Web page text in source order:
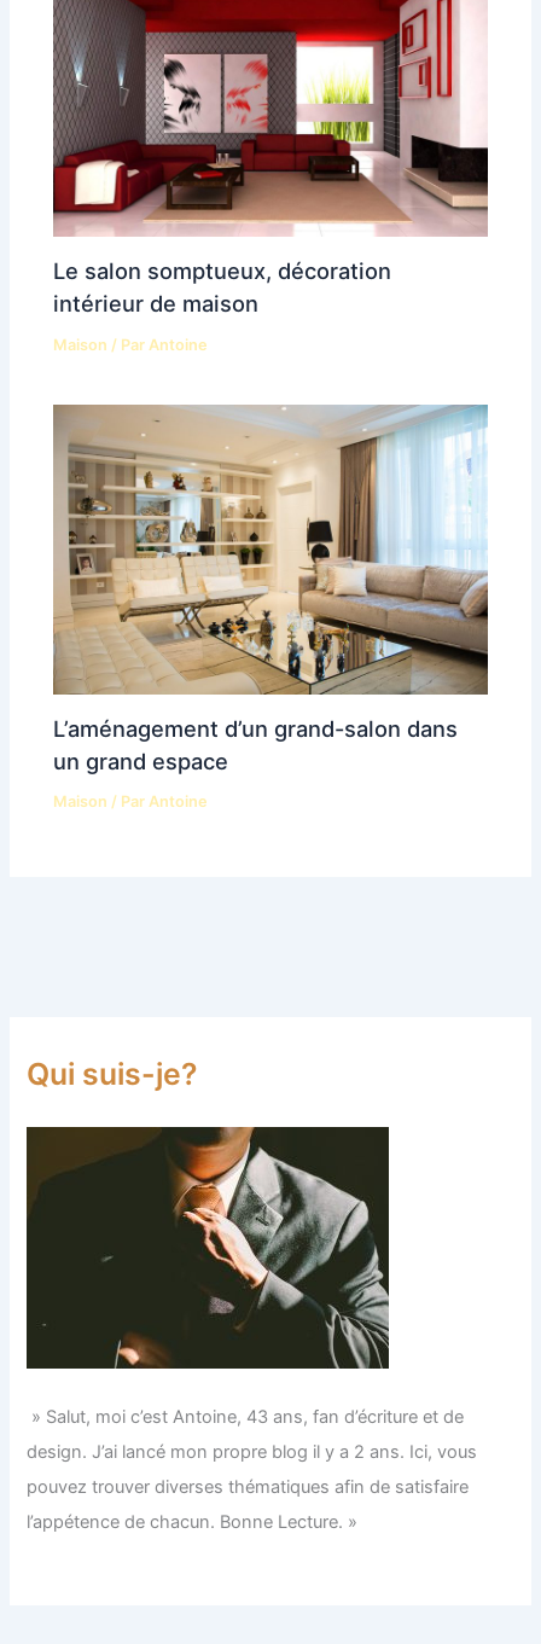
Le salon somptueux, décoration
intérieur de maison
Maison / Par Antoine
L’aménagement d’un grand-salon dans
un grand espace
Maison / ParAntoine
Qui suis-je?
» Salut, moi c’est Antoine, 43 ans, fan d’écriture et de
design. J’ai lancé mon propre blog il y a 2 ans. Ici, vous
pouvez trouver diverses thématiques afin de satisfaire
l’appétence de chacun. Bonne Lecture. »